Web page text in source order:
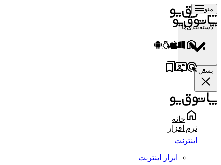
منو
دسته‌بندی‌ها
بستن
خانه
نرم افزار
اینترنت
ابزار اینترنت